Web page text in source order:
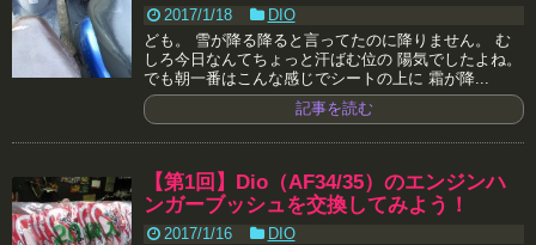
2017/1/18
DIO
ども。 雪が降る降ると言ってたのに降りません。 む
しろ今日なんてちょっと汗ばむ位の 陽気でしたよね。
でも朝一番はこんな感じでシートの上に 霜が降...
記事を読む
【第1回】Dio（AF34/35）のエンジンハ
ンガーブッシュを交換してみよう！
2017/1/16
DIO